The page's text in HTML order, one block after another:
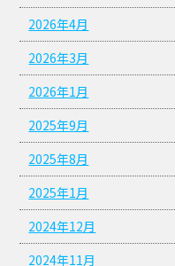
2026年4月
2026年3月
2026年1月
2025年9月
2025年8月
2025年1月
2024年12月
2024年11月